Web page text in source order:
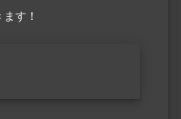
す！